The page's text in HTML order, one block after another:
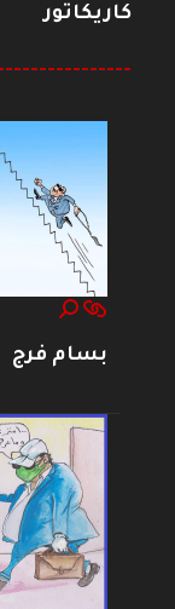
كاريكاتور
بسام فرج